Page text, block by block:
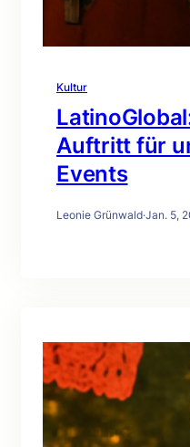
Kultur
Auftritt für
Events
Leonie Grünwald·Jan. 5,